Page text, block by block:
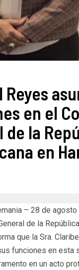
Reyes
en el
de la
en
– 28 de agosto
de la
que la Sra.
funciones en esta
en un acto